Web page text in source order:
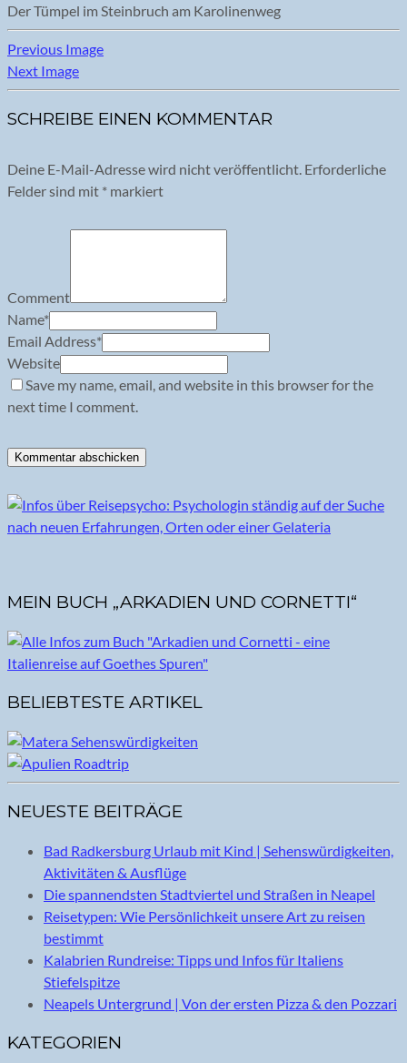
Der Tümpel im Steinbruch am Karolinenweg
Previous Image
Next Image
SCHREIBE EINEN KOMMENTAR
Deine E-Mail-Adresse wird nicht veröffentlicht. Erforderliche
Felder sind mit * markiert
Comment
Name*
Email Address*
Website
Save my name, email, and website in this browser for the
next time I comment.
MEIN BUCH „ARKADIEN UND CORNETTI“
BELIEBTESTE ARTIKEL
NEUESTE BEITRÄGE
Bad Radkersburg Urlaub mit Kind | Sehenswürdigkeiten,
Aktivitäten & Ausflüge
Die spannendsten Stadtviertel und Straßen in Neapel
Reisetypen: Wie Persönlichkeit unsere Art zu reisen
bestimmt
Kalabrien Rundreise: Tipps und Infos für Italiens
Stiefelspitze
Neapels Untergrund | Von der ersten Pizza & den Pozzari
KATEGORIEN